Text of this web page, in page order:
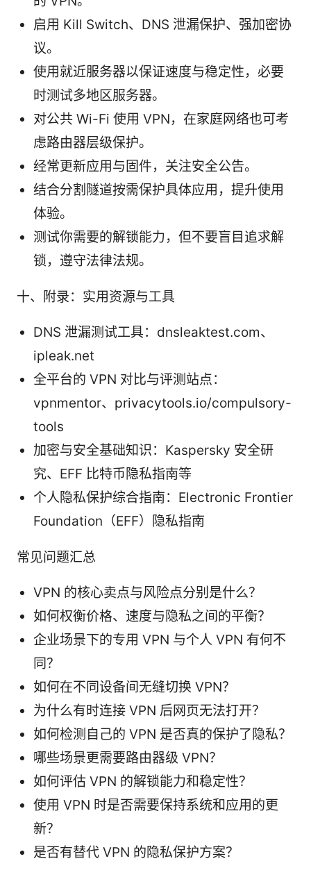
启用 Kill Switch、DNS 泄漏保护、强加密协
议。
使用就近服务器以保证速度与稳定性，必要
时测试多地区服务器。
对公共 Wi-Fi 使用 VPN，在家庭网络也可考
虑路由器层级保护。
经常更新应用与固件，关注安全公告。
结合分割隧道按需保护具体应用，提升使用
体验。
测试你需要的解锁能力，但不要盲目追求解
锁，遵守法律法规。
十、附录：实用资源与工具
DNS 泄漏测试工具：dnsleaktest.com、
ipleak.net
全平台的 VPN 对比与评测站点：
vpnmentor、privacytools.io/compulsory-
tools
加密与安全基础知识：Kaspersky 安全研
究、EFF 比特币隐私指南等
个人隐私保护综合指南：Electronic Frontier
Foundation（EFF）隐私指南
常见问题汇总
VPN 的核心卖点与风险点分别是什么？
如何权衡价格、速度与隐私之间的平衡？
企业场景下的专用 VPN 与个人 VPN 有何不
同？
如何在不同设备间无缝切换 VPN？
为什么有时连接 VPN 后网页无法打开？
如何检测自己的 VPN 是否真的保护了隐私？
哪些场景更需要路由器级 VPN？
如何评估 VPN 的解锁能力和稳定性？
使用 VPN 时是否需要保持系统和应用的更
新？
是否有替代 VPN 的隐私保护方案？